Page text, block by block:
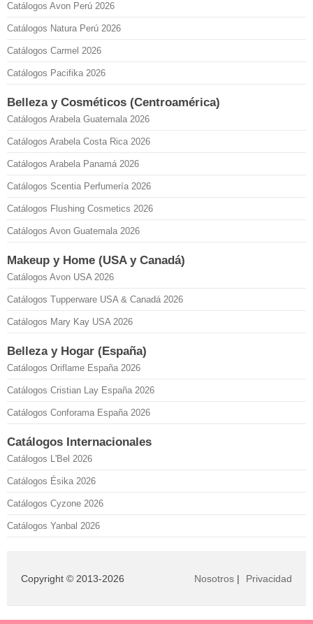
Catálogos Avon Perú 2026
Catálogos Natura Perú 2026
Catálogos Carmel 2026
Catálogos Pacifika 2026
Belleza y Cosméticos (Centroamérica)
Catálogos Arabela Guatemala 2026
Catálogos Arabela Costa Rica 2026
Catálogos Arabela Panamá 2026
Catálogos Scentia Perfumería 2026
Catálogos Flushing Cosmetics 2026
Catálogos Avon Guatemala 2026
Makeup y Home (USA y Canadá)
Catálogos Avon USA 2026
Catálogos Tupperware USA & Canadá 2026
Catálogos Mary Kay USA 2026
Belleza y Hogar (España)
Catálogos Oriflame España 2026
Catálogos Cristian Lay España 2026
Catálogos Conforama España 2026
Catálogos Internacionales
Catálogos L'Bel 2026
Catálogos Ésika 2026
Catálogos Cyzone 2026
Catálogos Yanbal 2026
Copyright © 2013-2026 Nosotros | Privacidad